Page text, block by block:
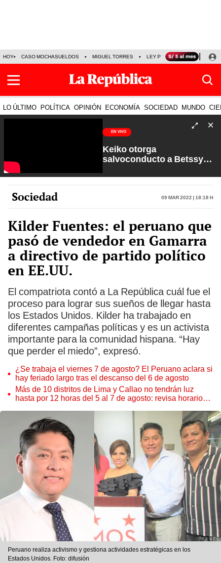
HOY CASO MOCHASUELDOS MIGUEL TORRES LEY PULPÍN PRECIO DEL
LO ÚLTIMO POLÍTICA OPINIÓN ECONOMÍA SOCIEDAD MUNDO
EN VIVO
Keiko otorga
salvoconducto a Betssy
Petroperú | Sin Guion con
Rosa María Palacios
Sociedad 09 Mar 2022 | 18:18 h
Kilder Fuentes: el peruano que
pasó de vendedor en Gamarra
a directivo de partido político
en EE.UU.
El compatriota contó a La República cuál fue el
proceso para lograr sus sueños de llegar hasta
los Estados Unidos. Kilder ha trabajado en
diferentes campañas políticas y es un activista
importante para la comunidad hispana. “Hay
que perder el miedo”, expresó.
¿Se trabaja el viernes 7 de agosto? El Peruano aclara si
hay feriado largo tras el descanso del 6 de agosto
Más de 10 distritos de Lima y Callao no tendrán luz
hasta por 12 horas del 5 al 7 de agosto: revisa horarios y
Peruano realiza activismo y gestiona actividades estratégicas en los
Estados Unidos. Foto: difusión